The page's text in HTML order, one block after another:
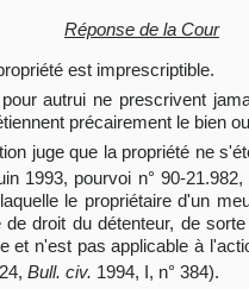
Réponse de la Cour
est imprescriptible.
autrui ne prescrivent
précairement le bien
juge que la propriété ne
1993, pourvoi n° 90-
le propriétaire d'un
droit du détenteur, de
et n'est pas applicable à
Bull. civ. 1994, I, n° 384).